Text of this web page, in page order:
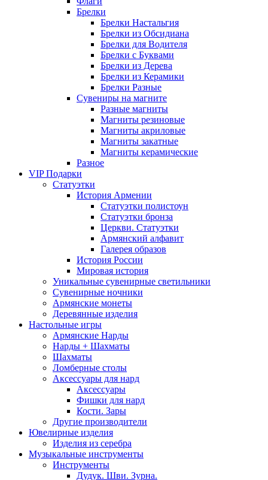
Брелки
Брелки Настальгия
Брелки из Обсидиана
Брелки для Водителя
Брелки с Буквами
Брелки из Дерева
Брелки из Керамики
Брелки Разные
Сувениры на магните
Разные магниты
Магниты резиновые
Магниты акриловые
Магниты закатные
Магниты керамические
Разное
VIP Подарки
Статуэтки
История Армении
Статуэтки полистоун
Статуэтки бронза
Церкви. Статуэтки
Армянский алфавит
Галерея образов
История России
Мировая история
Уникальные сувенирные светильники
Сувенирные ночники
Армянские монеты
Деревянные изделия
Настольные игры
Армянские Нарды
Нарды + Шахматы
Шахматы
Ломберные столы
Аксессуары для нард
Аксессуары
Фишки для нард
Кости. Зары
Другие производители
Ювелирные изделия
Изделия из серебра
Музыкальные инструменты
Инструменты
Дудук. Шви. Зурна.